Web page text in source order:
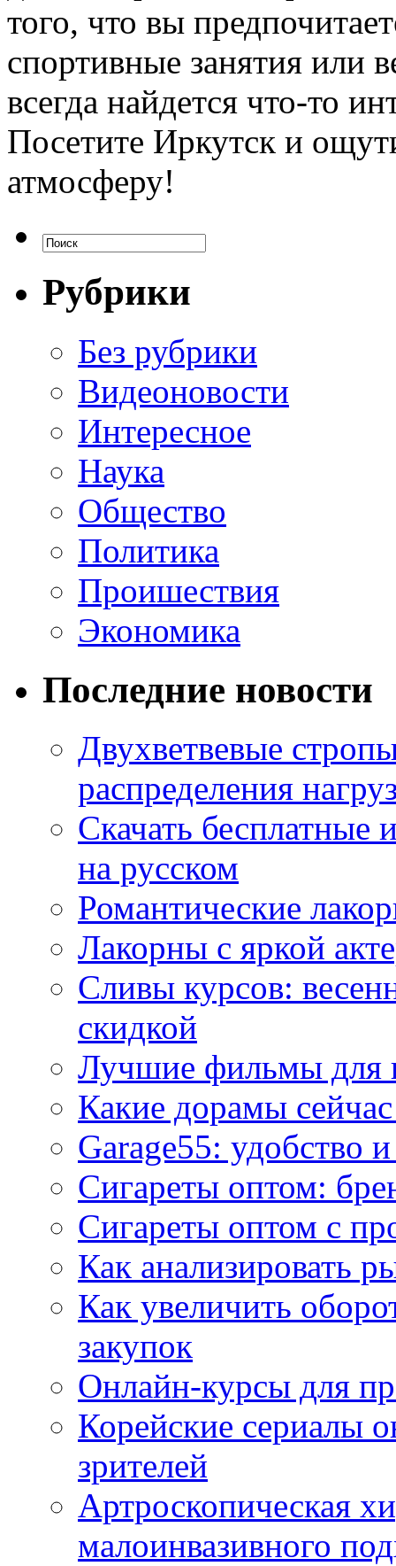
того, что вы
спортивные занятия или
всегда найдется что-то
Посетите Иркутск и
атмосферу!
Рубрики
Без рубрики
Видеоновости
Интересное
Наука
Общество
Политика
Проишествия
Экономика
Последние новости
Двухветвевые
распределения
Скачать
на русском
Романтические
Лакорны с яркой
Сливы курсов:
скидкой
Лучшие фильмы для
Какие дорамы
Garage55: удобство
Сигареты оптом:
Сигареты оптом с
Как анализировать
Как увеличить
закупок
Онлайн-курсы для
Корейские сериалы
зрителей
Артроскопическая
малоинвазивного